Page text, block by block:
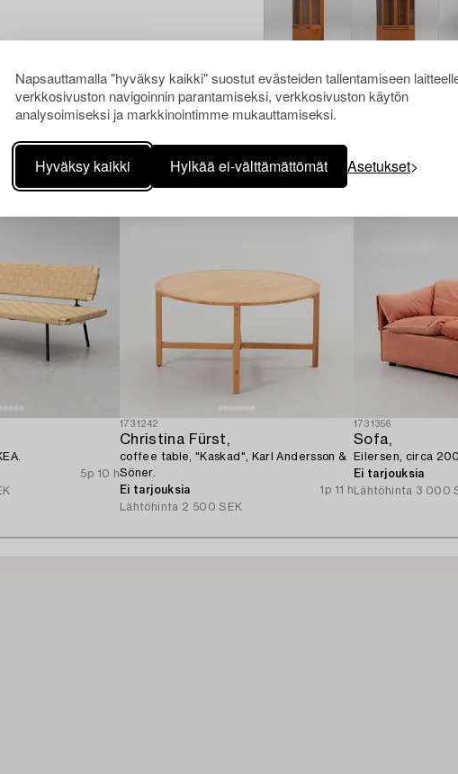
Napsauttamalla "hyväksy kaikki" suostut evästeiden tallentamiseen
verkkosivuston navigoinnin parantamiseksi, verkkosivuston käytön
analysoimiseksi ja markkinointimme mukauttamiseksi.
Hyväksy kaikki Hylkää ei-välttämättömät Asetukset
Muiden katsomia kohteita
5p 10 h
1731242
Christina Fürst,
coffee table, "Kaskad", Karl Andersson &
Söner.
Ei tarjouksia
1p 11 h
Lähtöhinta 2 500 SEK
1731356
Sofa,
Eilersen, circa
Ei tarjouksia
Lähtöhinta 3 000